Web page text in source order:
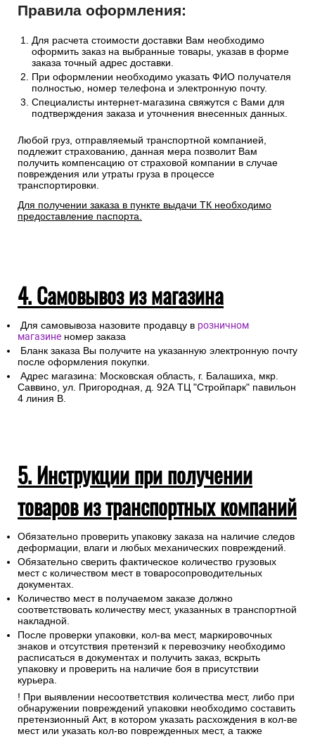
Правила оформления:
Для расчета стоимости доставки Вам необходимо
оформить заказ на выбранные товары, указав в форме
заказа точный адрес доставки.
При оформлении необходимо указать ФИО получателя
полностью, номер телефона и электронную почту.
Специалисты интернет-магазина свяжутся с Вами для
подтверждения заказа и уточнения внесенных данных.
Любой груз, отправляемый транспортной компанией,
подлежит страхованию, данная мера позволит Вам
получить компенсацию от страховой компании в случае
повреждения или утраты груза в процессе
транспортировки.
Для получении заказа в пункте выдачи ТК необходимо
предоставление паспорта.
4. Самовывоз из магазина
Для самовывоза назовите продавцу в розничном
магазине номер заказа
Бланк заказа Вы получите на указанную электронную почту
после оформления покупки.
Адрес магазина: Московская область, г. Балашиха, мкр.
Саввино, ул. Пригородная, д. 92А ТЦ "Стройпарк" павильон
4 линия В.
5. Инструкции при получении
товаров из транспортных компаний
Обязательно проверить упаковку заказа на наличие следов
деформации, влаги и любых механических повреждений.
Обязательно сверить фактическое количество грузовых
мест с количеством мест в товаросопроводительных
документах.
Количество мест в получаемом заказе должно
соответствовать количеству мест, указанных в транспортной
накладной.
После проверки упаковки, кол-ва мест, маркировочных
знаков и отсутствия претензий к перевозчику необходимо
расписаться в документах и получить заказ, вскрыть
упаковку и проверить на наличие боя в присутствии
курьера.
! При выявлении несоответствия количества мест, либо при
обнаружении повреждений упаковки необходимо составить
претензионный Акт, в котором указать расхождения в кол-ве
мест или указать кол-во поврежденных мест, а также